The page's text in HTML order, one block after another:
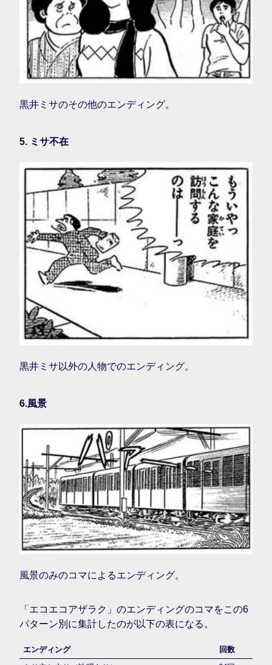
黒井ミサのその他のエンディング。
5. ミサ不在
黒井ミサ以外の人物でのエンディング。
6.風景
風景のみのコマによるエンディング。
「エコエコアザラク」のエンディングのコマをこの6
パターン別に集計したのが以下の表になる。
エンディング
回数